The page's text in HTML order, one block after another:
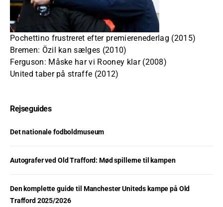
Pochettino frustreret efter premierenederlag (2015)
Bremen: Özil kan sælges (2010)
Ferguson: Måske har vi Rooney klar (2008)
United taber på straffe (2012)
Rejseguides
Det nationale fodboldmuseum
Autografer ved Old Trafford: Mød spillerne til kampen
Den komplette guide til Manchester Uniteds kampe på Old
Trafford 2025/2026